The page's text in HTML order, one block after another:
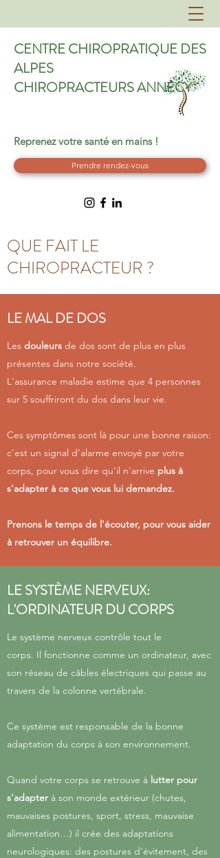
CENTRE CHIROPRATIQUE DES
ALPES
CHIROPRACTEURS ANNECY
Reprenez votre santé en mains !
Prendre rendez-vous
QUE FAIT LE
CHIROPRACTEUR ?
LE MAL DE DOS
Les douleurs de dos sont de plus en plus
présentes dans notre société.
L'assurance maladie estime que 4 personnes
sur 5 souffriront du dos dans leur vie.
Ces symptômes sont là pour une bonne raison:
c'est un signal d'alarme envoyé par votre
corps, pour vous dire qu'il n'arrive plus à
s'adapter à ce que vous lui demandez.
Prenons le temps de l'écouter, pour vous aider
à retrouver un équilibre.
LE SYSTÈME NERVEUX:
L'ORDINATEUR DU CORPS
Le système nerveux contrôle tout le
corps. Il fonctionne comme un ordinateur, avec
son réseau de câbles électriques qui passe au
travers de la colonne vertébrale.
Ce système est responsable de la bonne
adaptation du corps à son environnement.
Quand votre corps se retrouve à lutter pour
s'adapter à son monde extérieur (chutes,
mauvaises postures, sport, stress, mauvaise
alimentation…) il crée des adaptations
neurologiques: des postures d'évitement, des